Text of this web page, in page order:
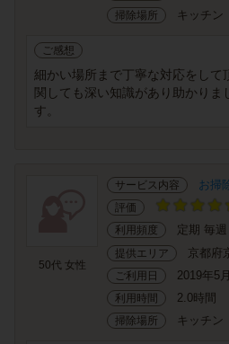
掃除場所 キッチン
ご感想
細かい場所まで丁寧な対応をして
関しても深い知識があり助かり
す。
50代 女性
サービス内容 お掃
評価
利用頻度
定期 毎週
提供エリア 京都府
ご利用日 2019年5
利用時間 2.0時間
掃除場所 キッチン